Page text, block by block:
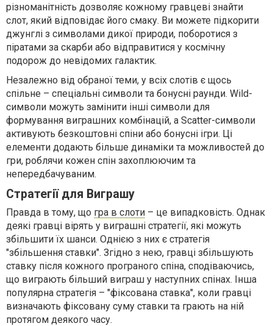
різноманітність дозволяє кожному гравцеві знайти
слот, який відповідає його смаку. Ви можете підкорити
джунглі з символами дикої природи, поборотися з
піратами за скарби або відправитися у космічну
подорож до невідомих галактик.
Незалежно від обраної теми, у всіх слотів є щось
спільне – спеціальні символи та бонусні раунди. Wild-
символи можуть замінити інші символи для
формування виграшних комбінацій, а Scatter-символи
активують безкоштовні спіни або бонусні ігри. Ці
елементи додають більше динаміки та можливостей до
гри, роблячи кожен спін захоплюючим та
непередбачуваним.
Стратегії для Виграшу
Правда в тому, що гра в слоти – це випадковість. Однак
деякі гравці вірять у виграшні стратегії, які можуть
збільшити їх шанси. Однією з них є стратегія
"збільшення ставки". Згідно з нею, гравці збільшують
ставку після кожного програного спіна, сподіваючись,
що виграють більший виграш у наступних спінах. Інша
популярна стратегія – "фіксована ставка", коли гравці
визначають фіксовану суму ставки та грають на ній
протягом деякого часу.